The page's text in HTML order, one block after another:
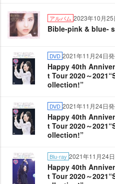
アルバム 2023年10月25
Bible-pink & blue-
DVD 2021年11月24日
Happy 40th
t Tour 2020～
ollection!”
DVD 2021年11月24日
Happy 40th
t Tour 2020～
ollection!”
Blu-ray 2021年11月24
Happy 40th
t Tour 2020～